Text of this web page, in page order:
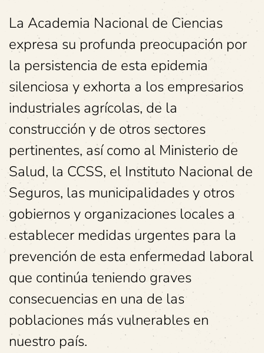
La Academia Nacional de Ciencias
expresa su profunda preocupación por
la persistencia de esta epidemia
silenciosa y exhorta a los empresarios
industriales agrícolas, de la
construcción y de otros sectores
pertinentes, así como al Ministerio de
Salud, la CCSS, el Instituto Nacional de
Seguros, las municipalidades y otros
gobiernos y organizaciones locales a
establecer medidas urgentes para la
prevención de esta enfermedad laboral
que continúa teniendo graves
consecuencias en una de las
poblaciones más vulnerables en
nuestro país.